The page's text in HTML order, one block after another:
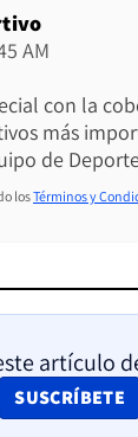
AM
con la
más
de
losTérminos y
artículo
SUSCRÍBETE
OPENS IN